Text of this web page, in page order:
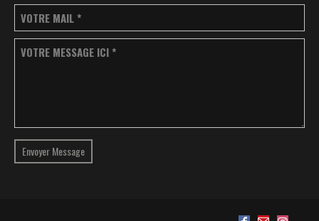
VOTRE MAIL *
VOTRE MESSAGE ICI *
Envoyer Message